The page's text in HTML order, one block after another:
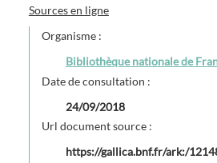
Sources en ligne
Organisme :
Bibliothèque nationale de
Date de consultation :
24/09/2018
Url document source :
https://gallica.bnf.fr/ark:/